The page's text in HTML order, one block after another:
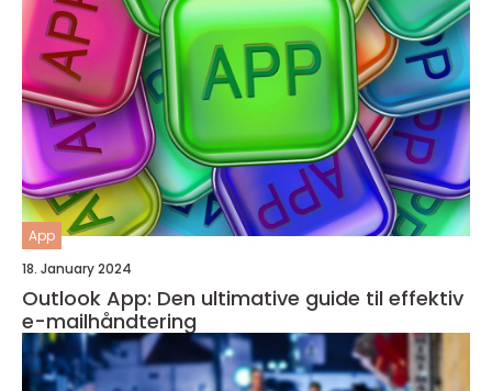
App
18. January 2024
Outlook App: Den ultimative guide til effektiv
e-mailhåndtering